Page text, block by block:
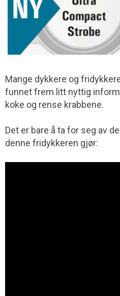
Mange dykkere og
funnet frem litt nyttig
koke og rense krabbene.
Det er bare å ta for seg av
denne fridykkeren gjør: